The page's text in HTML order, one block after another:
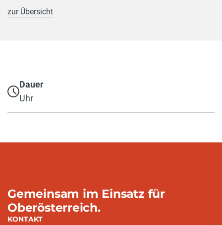
zur Übersicht
Dauer
Uhr
Gemeinsam im Einsatz für
Oberösterreich.
KONTAKT